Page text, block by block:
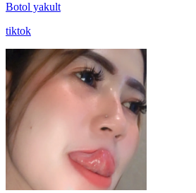
Botol yakult
tiktok